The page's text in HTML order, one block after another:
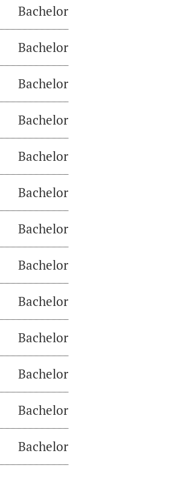
Bachelor
Bachelor
Bachelor
Bachelor
Bachelor
Bachelor
Bachelor
Bachelor
Bachelor
Bachelor
Bachelor
Bachelor
Bachelor